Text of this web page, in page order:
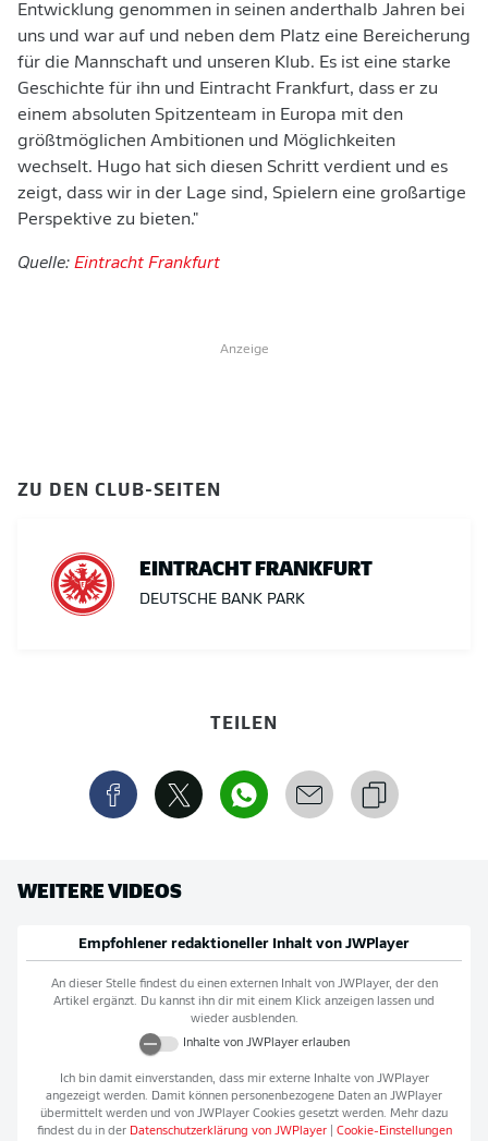
Entwicklung genommen in seinen anderthalb Jahren bei
uns und war auf und neben dem Platz eine Bereicherung
für die Mannschaft und unseren Klub. Es ist eine starke
Geschichte für ihn und Eintracht Frankfurt, dass er zu
einem absoluten Spitzenteam in Europa mit den
größtmöglichen Ambitionen und Möglichkeiten
wechselt. Hugo hat sich diesen Schritt verdient und es
zeigt, dass wir in der Lage sind, Spielern eine großartige
Perspektive zu bieten."
Quelle: Eintracht Frankfurt
Anzeige
ZU DEN CLUB-SEITEN
EINTRACHT FRANKFURT
DEUTSCHE BANK PARK
TEILEN
WEITERE VIDEOS
Empfohlener redaktioneller Inhalt von JWPlayer
An dieser Stelle findest du einen externen Inhalt von JWPlayer, der den
Artikel ergänzt. Du kannst ihn dir mit einem Klick anzeigen lassen und
wieder ausblenden.
Inhalte von JWPlayererlauben
Ich bin damit einverstanden, dass mir externe Inhalte von JWPlayer
angezeigt werden. Damit können personenbezogene Daten an JWPlayer
übermittelt werden und von JWPlayer Cookies gesetzt werden. Mehr dazu
findest du in der Datenschutzerklärung von JWPlayer| Cookie-Einstellungen